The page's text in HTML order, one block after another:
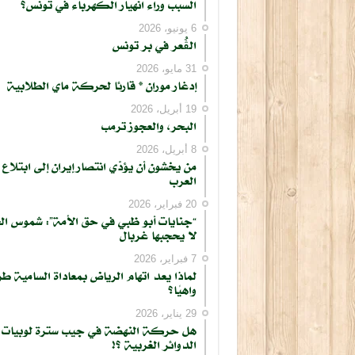
السبب وراء انهيار الكهرباء في تونس؟
6 يونيو، 2026
الڨُعر في بر تونس
31 مايو، 2026
إدغار موران * قارئا لحركة ماي الطلابية
19 أبريل، 2026
البحر، والعجوز ترمب
8 أبريل، 2026
من يخشون أن يؤدّي انتصار إيران إلى ابتلاع
العرب
20 فبراير، 2026
“جنايات أبو ظبي في حق الأمة”: شموس
لا يحجبها غربال
7 فبراير، 2026
لماذا يعد اتهام الرياض بمعاداة السامية
واهيًا؟
29 يناير، 2026
هل حركة النهضة في جيب سترة لوبيات
الدوائر الغربية ؟!